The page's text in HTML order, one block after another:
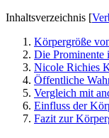
Inhaltsverzeichnis [
Körpergröße
Die Prominente
Nicole Richies
Öffentliche
Vergleich mit
Einfluss der
Fazit zur